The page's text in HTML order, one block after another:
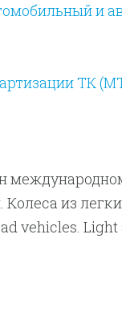
и
ТК
Колеса из
vehicles.